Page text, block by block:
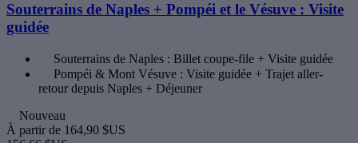
Souterrains de Naples + Pompéi et le Vésuve : Visite
guidée
Souterrains de Naples : Billet coupe-file + Visite guidée
Pompéi & Mont Vésuve : Visite guidée + Trajet aller-
retour depuis Naples + Déjeuner
Nouveau
À partir de 164,90 $US